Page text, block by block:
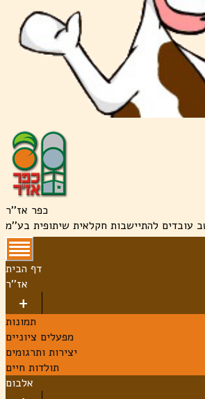
כפר אז''ר
עובדים להתיישבות חקלאית שיתופית בע''מ
דף הבית
אז''ר
תמונות
מפעלים ציוניים
יצירות ותרגומים
תולדות חיים
אלבום